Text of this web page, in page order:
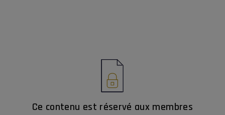
Ce contenu est réservé aux membres